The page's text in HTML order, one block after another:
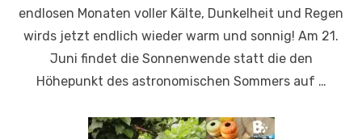
endlosen Monaten voller Kälte, Dunkelheit und Regen
wirds jetzt endlich wieder warm und sonnig! Am 21.
Juni findet die Sonnenwende statt die den
Höhepunkt des astronomischen Sommers auf …